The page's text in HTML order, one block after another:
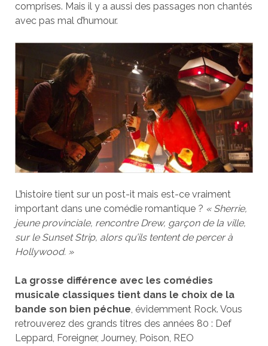
comprises. Mais il y a aussi des passages non chantés
avec pas mal d’humour.
L’histoire tient sur un post-it mais est-ce vraiment
important dans une comédie romantique ? « Sherrie,
jeune provinciale, rencontre Drew, garçon de la ville,
sur le Sunset Strip, alors qu’ils tentent de percer à
Hollywood. »
La grosse différence avec les comédies
musicale classiques tient dans le choix de la
bande son bien péchue, évidemment Rock. Vous
retrouverez des grands titres des années 80 : Def
Leppard, Foreigner, Journey, Poison, REO